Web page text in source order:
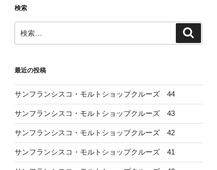
検索
索:
最近の投稿
サンフランシスコ・モルトショップクルーズ 44
サンフランシスコ・モルトショップクルーズ 43
サンフランシスコ・モルトショップクルーズ 42
サンフランシスコ・モルトショップクルーズ 41